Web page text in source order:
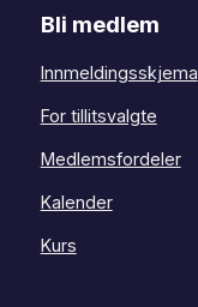
Bli medlem
Innmeldingsskjema
For tillitsvalgte
Medlemsfordeler
Kalender
Kurs